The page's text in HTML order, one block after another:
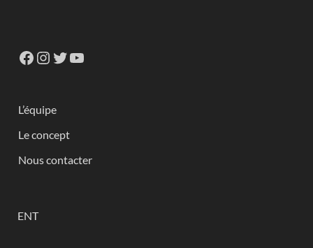
L’équipe
Le concept
Nous contacter
ENT